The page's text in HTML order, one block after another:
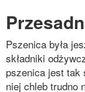
Pszenica była
składniki
pszenica jest tak
niej chleb trudno